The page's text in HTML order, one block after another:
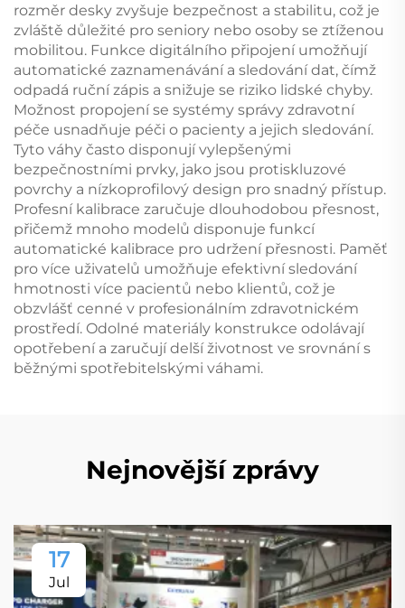
rozměr desky zvyšuje bezpečnost a stabilitu, což je
zvláště důležité pro seniory nebo osoby se ztíženou
mobilitou. Funkce digitálního připojení umožňují
automatické zaznamenávání a sledování dat, čímž
odpadá ruční zápis a snižuje se riziko lidské chyby.
Možnost propojení se systémy správy zdravotní
péče usnadňuje péči o pacienty a jejich sledování.
Tyto váhy často disponují vylepšenými
bezpečnostními prvky, jako jsou protiskluzové
povrchy a nízkoprofilový design pro snadný přístup.
Profesní kalibrace zaručuje dlouhodobou přesnost,
přičemž mnoho modelů disponuje funkcí
automatické kalibrace pro udržení přesnosti. Paměť
pro více uživatelů umožňuje efektivní sledování
hmotnosti více pacientů nebo klientů, což je
obzvlášť cenné v profesionálním zdravotnickém
prostředí. Odolné materiály konstrukce odolávají
opotřebení a zaručují delší životnost ve srovnání s
běžnými spotřebitelskými váhami.
Nejnovější zprávy
17
Jul